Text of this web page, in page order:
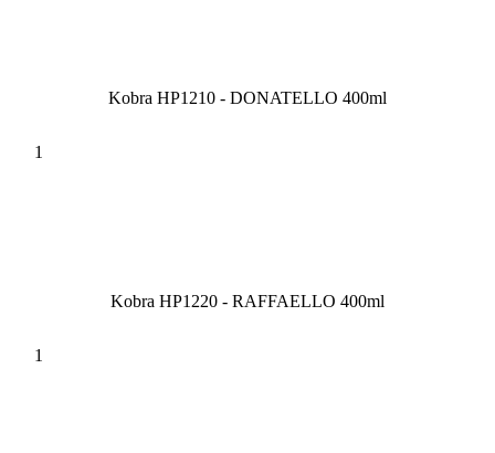
Kobra HP1210 - DONATELLO 400ml
Kobra HP1220 - RAFFAELLO 400ml